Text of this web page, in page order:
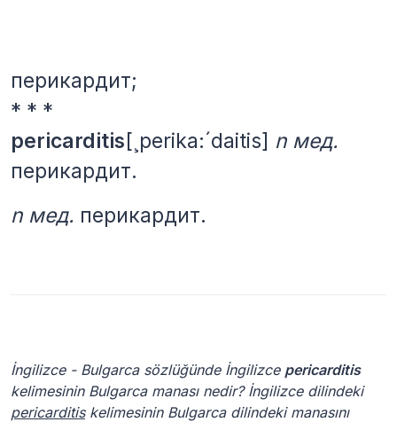
перикардит;
* * *
pericarditis[¸perika:´daitis] n мед.
перикардит.
n мед. перикардит.
İngilizce - Bulgarca sözlüğünde İngilizce pericarditis
kelimesinin Bulgarca manası nedir? İngilizce dilindeki
pericarditiskelimesinin Bulgarca dilindeki manasını